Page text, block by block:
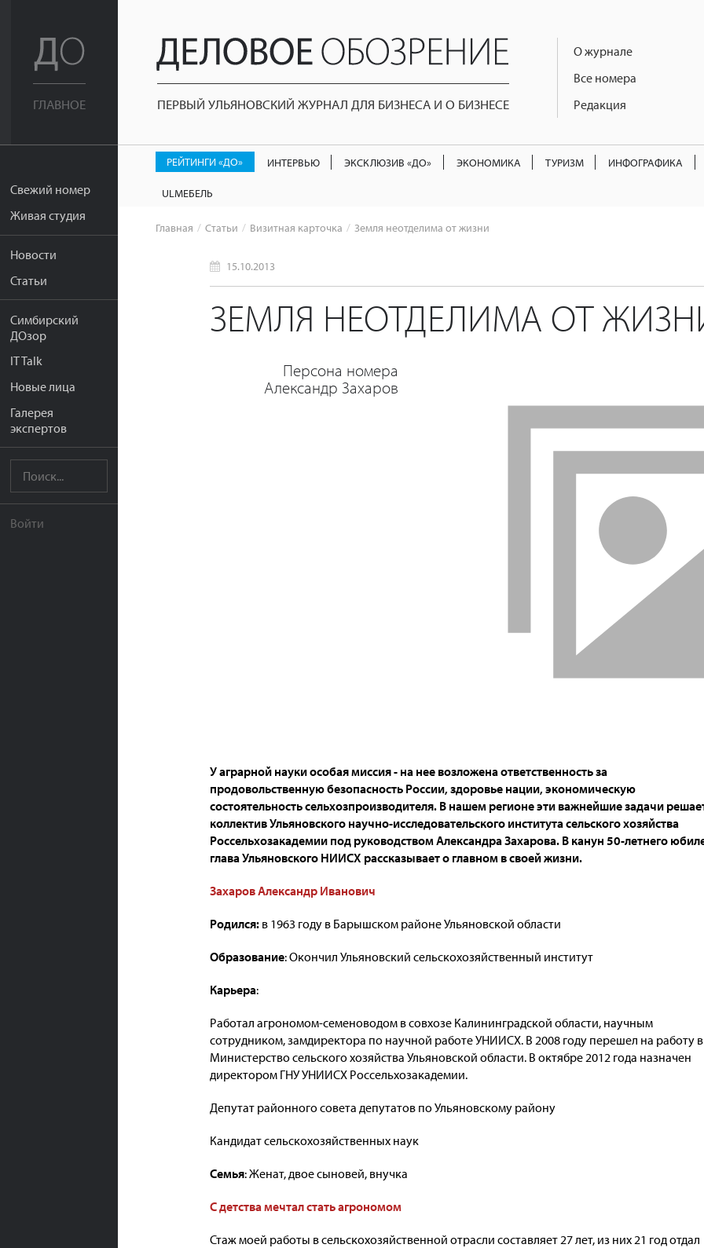
ГЛАВНОЕ
Свежий номер
Живая студия
Новости
Статьи
Симбирский
ДОзор
IT Talk
Новые лица
Галерея
экспертов
Войти
ПЕРВЫЙ УЛЬЯНОВСКИЙ ЖУРНАЛ ДЛЯ БИЗНЕСА И О БИЗНЕСЕ
О журнале
Все номера
Редакция
РЕЙТИНГИ «ДО» ИНТЕРВЬЮ ЭКСКЛЮЗИВ «ДО» ЭКОНОМИКА ТУРИЗМ ИНФОГРАФИКА
ULМЕБЕЛЬ
Главная Статьи Визитная карточка Земля неотделима от жизни
15.10.2013
ЗЕМЛЯ НЕОТДЕЛИМА ОТ
Персона номера
Александр Захаров
У аграрной науки особая миссия - на нее возложена ответственность за
продовольственную безопасность России, здоровье нации, экономическую
состоятельность сельхозпроизводителя. В нашем регионе эти важнейшие задачи
коллектив Ульяновского научно-исследовательского института сельского хозяйства
Россельхозакадемии под руководством Александра Захарова. В канун 50-летнего
глава Ульяновского НИИСХ рассказывает о главном в своей жизни.
Захаров Александр Иванович
Родился: в 1963 году в Барышском районе Ульяновской области
Образование: Окончил Ульяновский сельскохозяйственный институт
Карьера:
Работал агрономом-семеноводом в совхозе Калининградской области, научным
сотрудником, замдиректора по научной работе УНИИСХ. В 2008 году перешел на работу в
Министерство сельского хозяйства Ульяновской области. В октябре 2012 года назначен
директором ГНУ УНИИСХ Россельхозакадемии.
Депутат районного совета депутатов по Ульяновскому району
Кандидат сельскохозяйственных наук
Семья: Женат, двое сыновей, внучка
С детства мечтал стать агрономом
Стаж моей работы в сельскохозяйственной отрасли составляет 27 лет, из них 21 год отдал